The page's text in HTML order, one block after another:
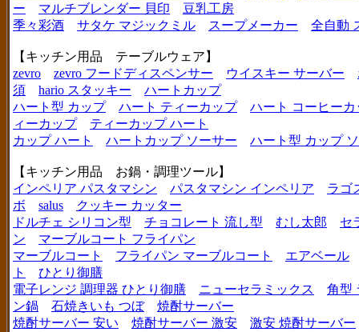
ー
マルチブレンダー 貝印
豆乳工房
季々彩酒
サタケ マジックミル スープメーカー 全自動
【キッチン用品 テーブルウェア】
zevro
zevro フードディスペンサー ウイスキー サーバー
須
hario スタッキー
ハートカップ
ハート型 カップ
ハート ティーカップ
ハート コーヒーカ
ィーカップ
ティーカップ ハート
カップ ハート
ハートカップ ソーサー ハート型 カップ
【キッチン用品 お鍋・調理ツール】
インペリア パスタマシン
パスタマシン インペリア
ラゴ
ボ
salus
クッキー カッター
ドルチェ シリコン型
チョコレート 流し型 むし太郎
セ
ン
マーブルコート フライパン
マーブルコート
フライパン マーブルコート
エアベール
ト
ひとり御膳
電子レンジ 調理器 ひとり御膳
ニューセラミックス
角型
ン鍋
石焼きいも つぼ
焼酎サーバー
焼酎サーバー 安い
焼酎サーバー 激安
激安 焼酎サーバー